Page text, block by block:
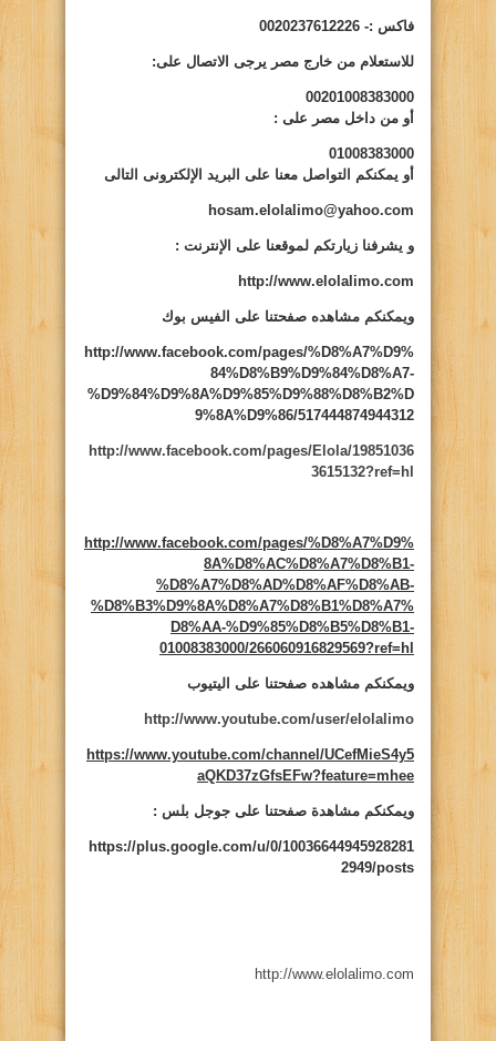
فاكس :- 0020237612226
للاستعلام من خارج مصر يرجى الاتصال على:
00201008383000
أو من داخل مصر على :
01008383000
أو يمكنكم التواصل معنا على البريد الإلكترونى التالى
hosam.elolalimo@yahoo.com
و يشرفنا زيارتكم لموقعنا على الإنترنت :
http://www.elolalimo.com
ويمكنكم مشاهده صفحتنا على الفيس بوك
http://www.facebook.com/pages/%D8%A7%D9%
84%D8%B9%D9%84%D8%A7-
%D9%84%D9%8A%D9%85%D9%88%D8%B2%D
9%8A%D9%86/517444874944312
http://www.facebook.com/pages/Elola/19851036
3615132?ref=hl
http://www.facebook.com/pages/%D8%A7%D9%
8A%D8%AC%D8%A7%D8%B1-
%D8%A7%D8%AD%D8%AF%D8%AB-
%D8%B3%D9%8A%D8%A7%D8%B1%D8%A7%
D8%AA-%D9%85%D8%B5%D8%B1-
01008383000/266060916829569?ref=hl
ويمكنكم مشاهده صفحتنا على اليتيوب
http://www.youtube.com/user/elolalimo
https://www.youtube.com/channel/UCefMieS4y5
aQKD37zGfsEFw?feature=mhee
ويمكنكم مشاهدة صفحتنا على جوجل بلس :
https://plus.google.com/u/0/10036644945928281
2949/posts
http://www.elolalimo.com